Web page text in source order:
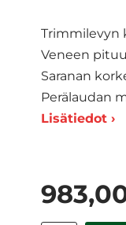
Trimmilevyn
Veneen
Saranan
Perälaudan
Lisätiedot ›